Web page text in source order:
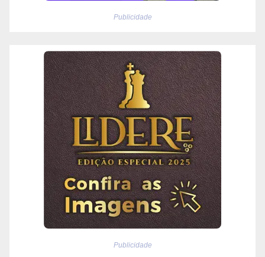
Publicidade
Publicidade